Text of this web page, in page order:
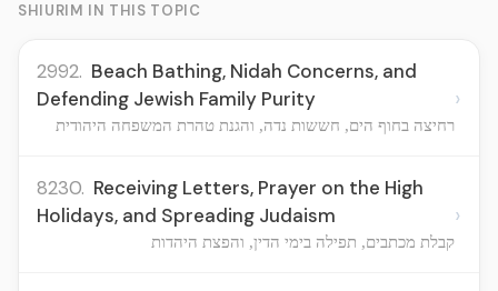
SHIURIM IN THIS TOPIC
2992. Beach Bathing, Nidah Concerns, and
Defending Jewish Family Purity
רחיצה בחוף הים, חששות נדה, והגנת טהרת המשפחה היהודית
›
8230. Receiving Letters, Prayer on the High
Holidays, and Spreading Judaism
קבלת מכתבים, תפילה בימי הדין, והפצת היהדות
›